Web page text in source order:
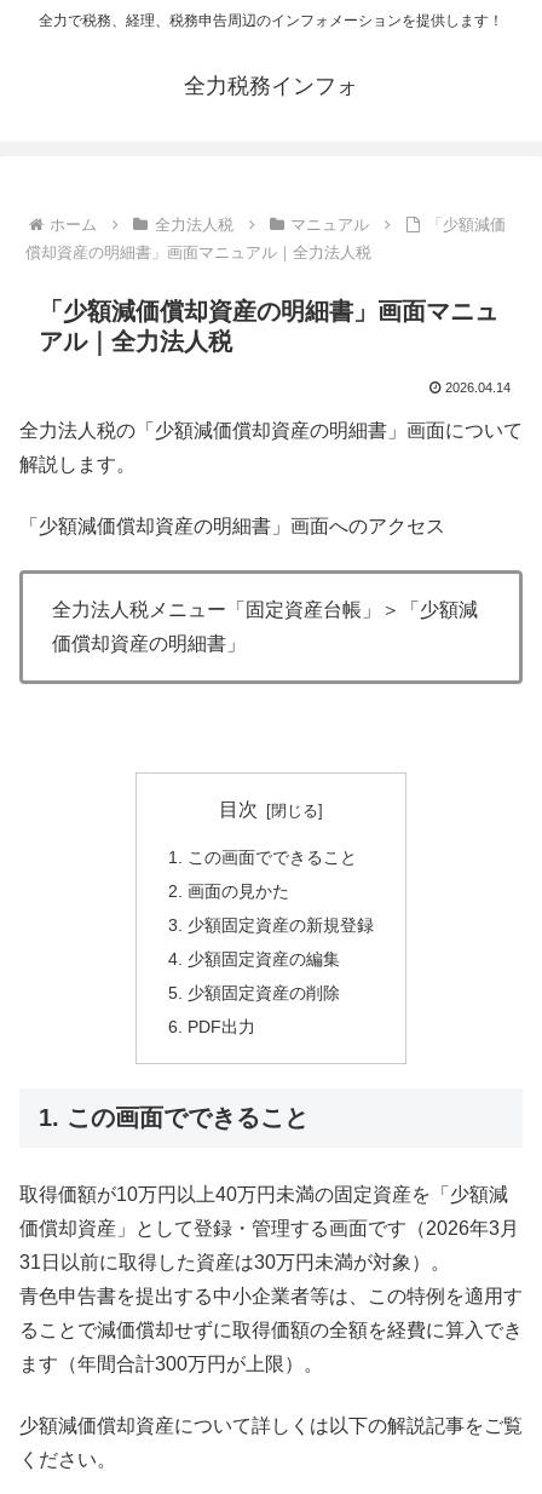
全力で税務、経理、税務申告周辺のインフォメーションを提供します！
全力税務インフォ
ホーム 全力法人税 マニュアル
「少額減価
償却資産の明細書」画面マニュアル｜全力法人税
「少額減価償却資産の明細書」画面マニュ
アル｜全力法人税
2026.04.14
全力法人税の「少額減価償却資産の明細書」画面について
解説します。
「少額減価償却資産の明細書」画面へのアクセス
全力法人税メニュー「固定資産台帳」＞「少額減
価償却資産の明細書」
目次
1. この画面でできること
2. 画面の見かた
3. 少額固定資産の新規登録
4. 少額固定資産の編集
5. 少額固定資産の削除
6. PDF出力
1. この画面でできること
取得価額が10万円以上40万円未満の固定資産を「少額減
価償却資産」として登録・管理する画面です（2026年3月
31日以前に取得した資産は30万円未満が対象）。
青色申告書を提出する中小企業者等は、この特例を適用す
ることで減価償却せずに取得価額の全額を経費に算入でき
ます（年間合計300万円が上限）。
少額減価償却資産について詳しくは以下の解説記事をご覧
ください。